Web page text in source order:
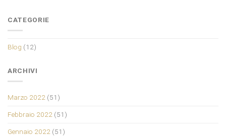
CATEGORIE
Blog (12)
ARCHIVI
Marzo 2022 (51)
Febbraio 2022 (51)
Gennaio 2022 (51)